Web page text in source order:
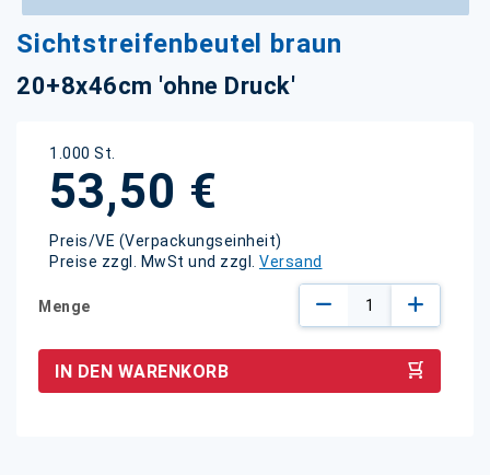
Sichtstreifenbeutel braun
20+8x46cm 'ohne Druck'
1.000 St.
53,50 €
Preis/VE (Verpackungseinheit)
Preise zzgl. MwSt und zzgl. Versand
Menge
IN DEN WARENKORB
Zum
Anfang
der
Bildgalerie